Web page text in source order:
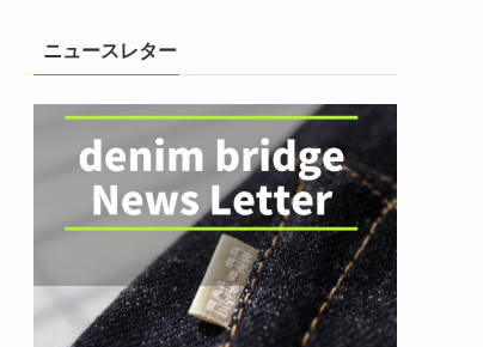
ニュースレター